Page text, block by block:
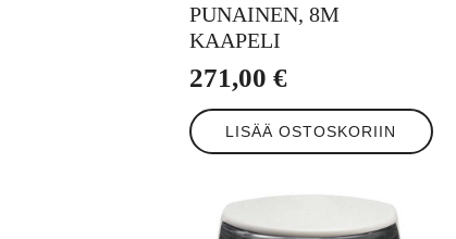
PUNAINEN, 8M
KAAPELI
271,00 €
LISÄÄ OSTOSKORIIN